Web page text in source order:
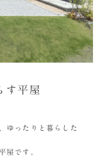
す平屋
ゆったりと暮らした
屋です。